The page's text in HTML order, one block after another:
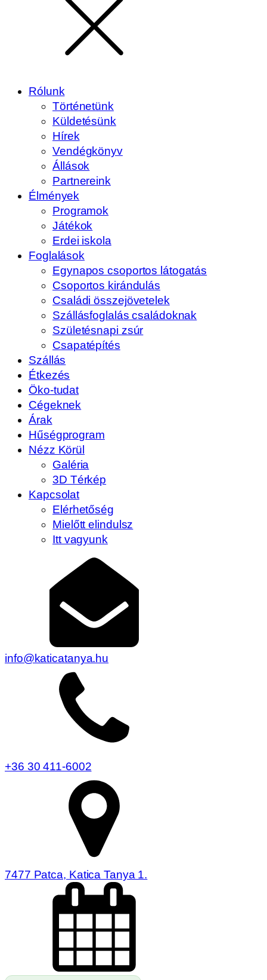
Rólunk
Történetünk
Küldetésünk
Hírek
Vendégkönyv
Állások
Partnereink
Élmények
Programok
Játékok
Erdei iskola
Foglalások
Egynapos csoportos látogatás
Csoportos kirándulás
Családi összejövetelek
Szállásfoglalás családoknak
Születésnapi zsúr
Csapatépítés
Szállás
Étkezés
Öko-tudat
Cégeknek
Árak
Hűségprogram
Nézz Körül
Galéria
3D Térkép
Kapcsolat
Elérhetőség
Mielőtt elindulsz
Itt vagyunk
info@katicatanya.hu
+36 30 411-6002
7477 Patca, Katica Tanya 1.